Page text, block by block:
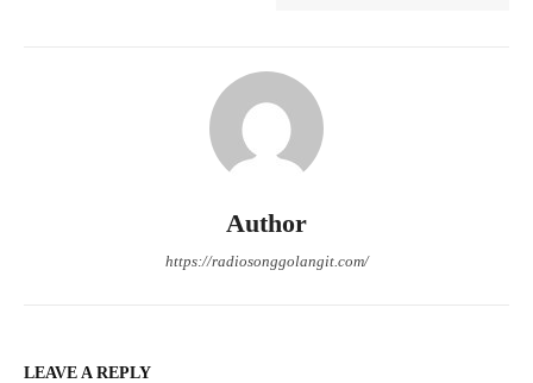
Author
https://radiosonggolangit.com/
LEAVE A REPLY